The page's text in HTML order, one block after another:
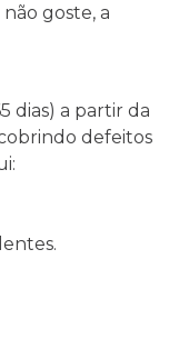
goste, a
dias) a partir da
defeitos